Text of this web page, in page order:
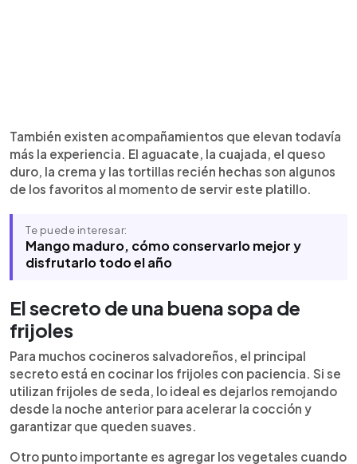
También existen acompañamientos que elevan todavía
más la experiencia. El aguacate, la cuajada, el queso
duro, la crema y las tortillas recién hechas son algunos
de los favoritos al momento de servir este platillo.
Te puede interesar:
Mango maduro, cómo conservarlo mejor y
disfrutarlo todo el año
El secreto de una buena sopa de
frijoles
Para muchos cocineros salvadoreños, el principal
secreto está en cocinar los frijoles con paciencia. Si se
utilizan frijoles de seda, lo ideal es dejarlos remojando
desde la noche anterior para acelerar la cocción y
garantizar que queden suaves.
Otro punto importante es agregar los vegetales cuando